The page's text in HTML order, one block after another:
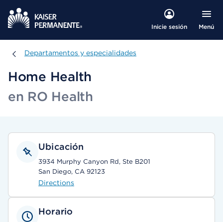
Inicie sesión Menú
Departamentos y especialidades
Departamentos y especialidades
Home Health
en RO Health
Ubicación
3934 Murphy Canyon Rd, Ste B201
San Diego, CA 92123
Directions
Horario